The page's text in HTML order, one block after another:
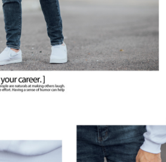
先享後付 」之結帳頁面顯示為準，若有關於
欲退款等相關疑問，請聯繫「AFTEE先享後付
support/home
公司提供之「AFTEE先享後付」服務完成之交
提供個人資料，並將交易相關給付款項請求債
司。
得法定代理人或監護人之同意方可使用
同意申辦者引起之損失，本公司不負相關責
時，將依據個別帳號之用戶狀況，依本公司即
含以上)免運費
含以上)免運費